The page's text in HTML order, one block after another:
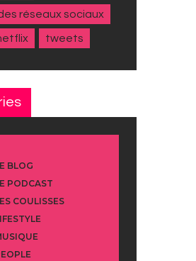
réseaux sociaux
tweets
BLOG
PODCAST
COULISSES